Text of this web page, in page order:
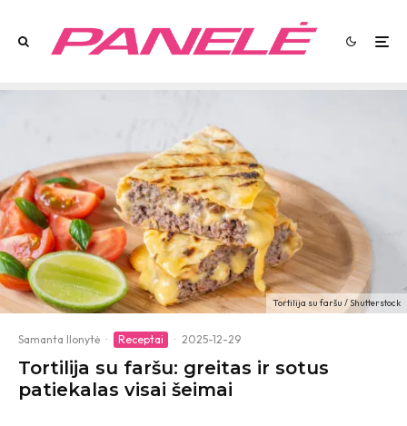
Tortilija su faršu / Shutterstock
Samanta Ilonytė · Receptai · 2025-12-29
Tortilija su faršu: greitas ir sotus
patiekalas visai šeimai